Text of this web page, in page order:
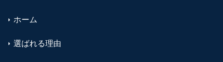
ホーム
選ばれる理由